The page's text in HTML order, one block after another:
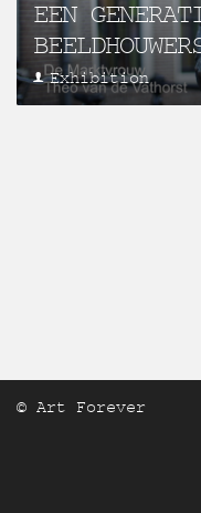
EEN
Exhibition
© Art Forever